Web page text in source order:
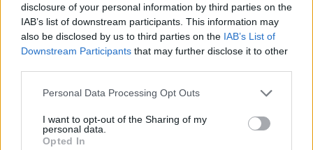
disclosure of your personal information by third parties on the
IAB’s list of downstream participants. This information may
also be disclosed by us to third parties on the IAB’s List of
Downstream Participants that may further disclose it to other
Personal Data Processing Opt Outs
I want to opt-out of the Sharing of my
personal data.
Opted In
Белият дом спира проекти за
възобновяема енергия в САЩ